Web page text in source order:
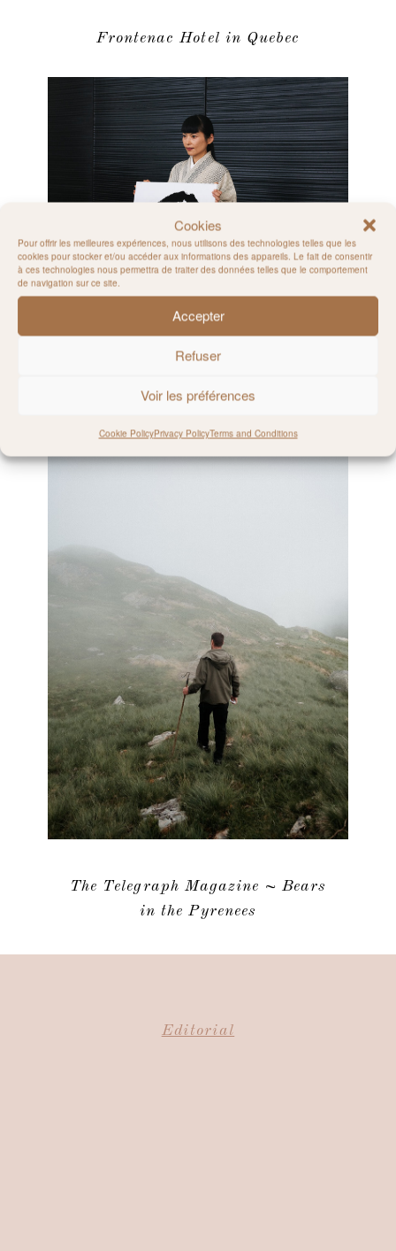
Cookies
Pour offrir les meilleures expériences, nous utilisons des technologies telles que les
cookies pour stocker et/ou accéder aux informations des appareils. Le fait de consentir
à ces technologies nous permettra de traiter des données telles que le comportement
de navigation sur ce site.
Accepter
Refuser
Voir les préférences
Cookie PolicyPrivacy PolicyTerms and Conditions
Frontenac Hotel in Quebec
Pierre Soulages Tribute at
Musée Fabre
The Telegraph Magazine ~ Bears
in the Pyrenees
Editorial